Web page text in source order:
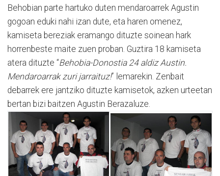
Behobian parte hartuko duten mendaroarrek Agustin
gogoan eduki nahi izan dute, eta haren omenez,
kamiseta bereziak eramango dituzte soinean hark
horrenbeste maite zuen proban. Guztira 18 kamiseta
atera dituzte “Behobia-Donostia 24 aldiz Austin.
Mendaroarrak zuri jarraituz!” lemarekin. Zenbait
debarrek ere jantziko dituzte kamisetok, azken urteetan
bertan bizi baitzen Agustin Berazaluze.